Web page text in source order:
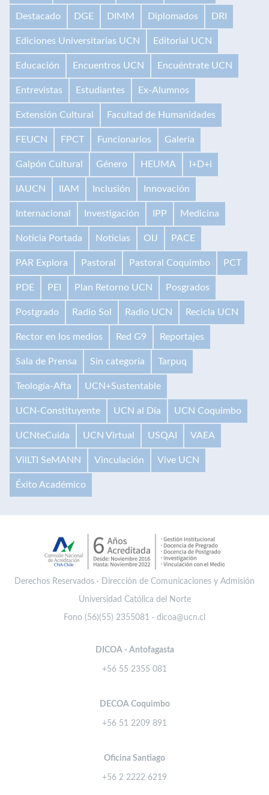
Destacado DGE DIMM Diplomados DRI
Ediciones Universitarias UCN Editorial UCN
Educación Encuentros UCN Encuéntrate UCN
Entrevistas Estudiantes Ex-Alumnos
Extensión Cultural Facultad de Humanidades
FEUCN FPCT Funcionarios Galería
Galpón Cultural Género HEUMA I+D+i
IAUCN IIAM Inclusión Innovación
Internacional Investigación IPP Medicina
Noticia Portada Noticias OIJ PACE
PAR Explora Pastoral Pastoral Coquimbo PCT
PDE PEI Plan Retorno UCN Posgrados
Postgrado Radio Sol Radio UCN Recicla UCN
Rector en los medios Red G9 Reportajes
Sala de Prensa Sin categoría Tarpuq
Teología-Afta UCN+Sustentable
UCN-Constituyente UCN al Día UCN Coquimbo
UCNteCuida UCN Virtual USQAI VAEA
VilLTI SeMANN Vinculación Vive UCN
Éxito Académico
Derechos Reservados · Dirección de Comunicaciones y Admisión
Universidad Católica del Norte
Fono (56)(55) 2355081 · dicoa@ucn.cl
DICOA - Antofagasta
+56 55 2355 081
DECOA Coquimbo
+56 51 2209 891
Oficina Santiago
+56 2 2222 6219